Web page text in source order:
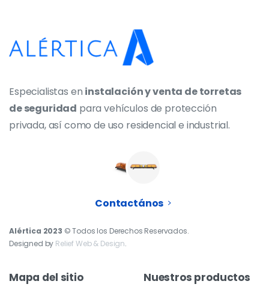
Especialistas en instalación y venta de torretas
de seguridad para vehículos de protección
privada, así como de uso residencial e industrial.
Contactános
Alértica 2023 © Todos los Derechos Reservados.
Designed by Relief Web & Design.
Mapa del sitio Nuestros productos